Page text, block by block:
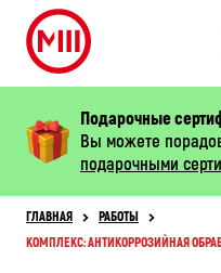
Подарочные
Вы можете
подарочными
ГЛАВНАЯ
РАБОТЫ
КОМПЛЕКС: АНТИКОРРОЗИЙНАЯ